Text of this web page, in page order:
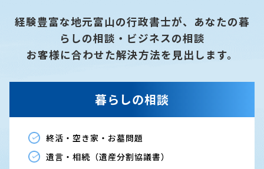
経験豊富な地元富山の行政書士が、あなたの暮
らしの相談・ビジネスの相談
お客様に合わせた解決方法を見出します。
暮らしの相談
終活・空き家・お墓問題
遺言・相続（遺産分割協議書）